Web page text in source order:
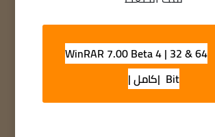
WinRAR 7.00 Beta 4 | 32 & 64
Bit |كامل |